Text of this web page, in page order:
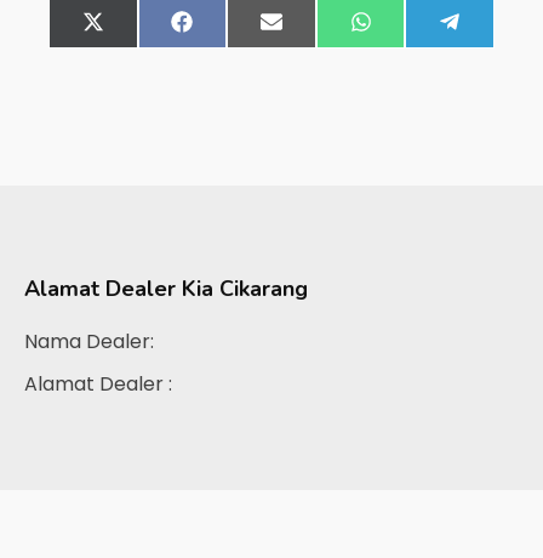
Share
on
X
(Twitter)
Share
on
FacebookShare
on
Email Share
on
WhatsApp
on
Alamat Dealer Kia Cikarang
Nama Dealer:
Alamat Dealer :